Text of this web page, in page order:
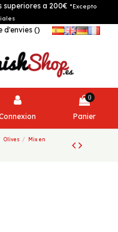
a 200€ *Excepto
d'envies ()
0
Panier
Olives
Mix en